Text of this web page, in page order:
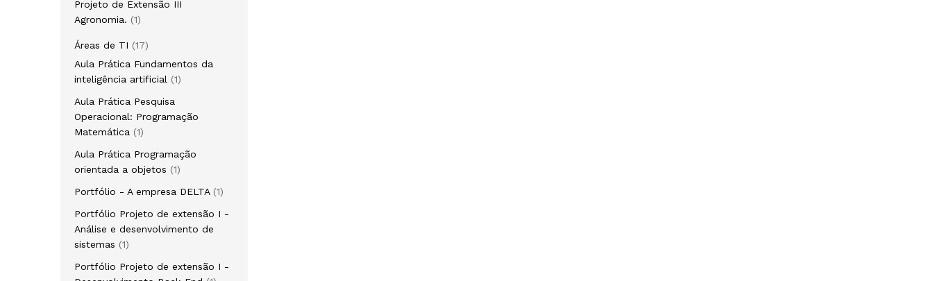
Projeto de Extensão III
Agronomia.
11
Áreas de TI
1717
produtos
Aula Prática Fundamentos da
inteligência artificial
11
Aula Prática Pesquisa
Operacional: Programação
Matemática
11
Aula Prática Programação
orientada a objetos
11
Portfólio - A empresa DELTA 11
Portfólio Projeto de extensão I -
Análise e desenvolvimento de
sistemas
11
Portfólio Projeto de extensão I -